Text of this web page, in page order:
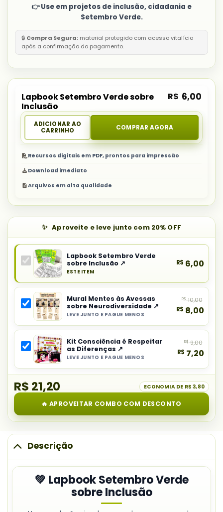
👉 Use em projetos de inclusão, cidadania e
Setembro Verde.
🔒 Compra Segura: material protegido com acesso vitalício
após a confirmação do pagamento.
Lapbook Setembro Verde sobre
Inclusão
R$ 6,00
ADICIONAR AO
CARRINHO
COMPRAR AGORA
Recursos digitais em PDF, prontos para impressão
Download imediato
Arquivos em alta qualidade
Aproveite e leve junto com 20% OFF
Produto
principal
do
combo:
Lapbook
Setembro
Verde
sobre
Inclusão
Lapbook Setembro Verde
sobre Inclusão ↗
ESTE ITEM
R$ 6,00
Selecionar
item
do
combo:
Mural
Mentes
às
Avessas
sobre
Neurodiversidade
Mural Mentes às Avessas
sobre Neurodiversidade ↗
LEVE JUNTO E PAGUE MENOS
R$10,00
R$ 8,00
Selecionar
item
do
Consciência
é
Respeitar
Diferenças
Kit Consciência é Respeitar
as Diferenças ↗
LEVE JUNTO E PAGUE MENOS
R$9,00
R$ 7,20
R$ 21,20 ECONOMIA DE R$ 3,80
🔥 APROVEITAR COMBO COM DESCONTO
Descrição
💚 Lapbook Setembro Verde
sobre Inclusão